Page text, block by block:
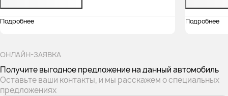
Подробнее Подробнее
ОНЛАЙН-ЗАЯВКА
Получите выгодное предложение на данный автомобиль
Оставьте ваши контакты, и мы расскажем о специальных
предложениях